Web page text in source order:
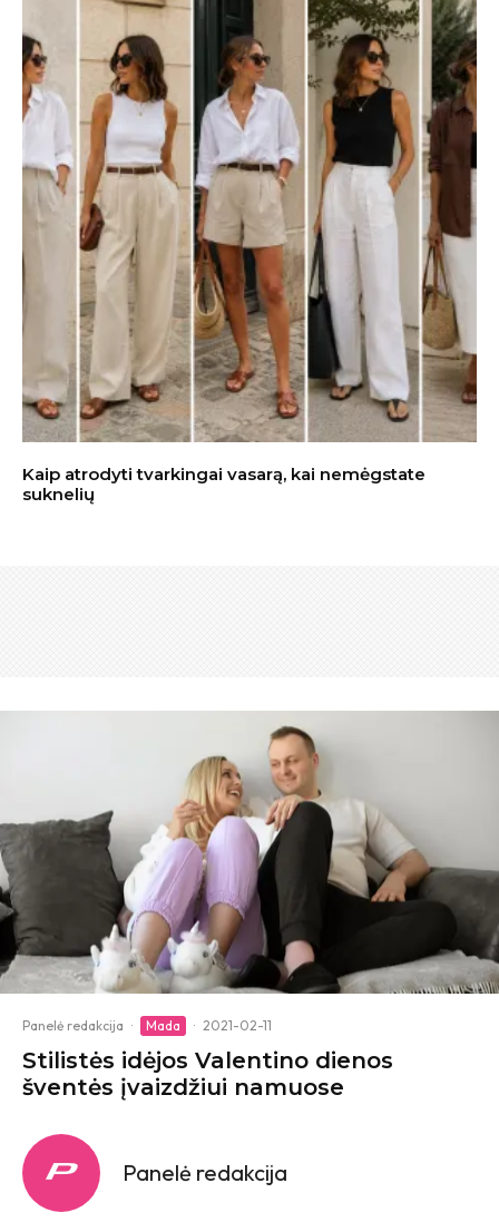
Kaip atrodyti tvarkingai vasarą, kai nemėgstate
suknelių
Panelė redakcija · Mada · 2021-02-11
Stilistės idėjos Valentino dienos
šventės įvaizdžiui namuose
Panelė redakcija